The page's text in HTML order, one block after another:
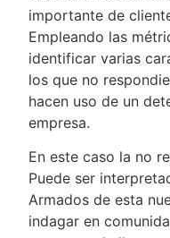
importante de
Empleando las
identificar varias
los que no
hacen uso de un
empresa.
En este caso la no
Puede ser
Armados de esta
indagar en